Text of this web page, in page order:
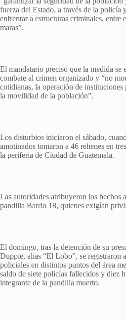
fuerza del Estado, a través de la policía
enfrentar a estructuras criminales, entre
maras”.
El mandatario precisó que la medida se
combate al crimen organizado y “no
cotidianas, la operación de
la movilidad de la población”.
Los disturbios iniciaron el sábado,
amotinados tomaron a 46 rehenes en
la periferia de Ciudad de Guatemala.
Las autoridades atribuyeron los hechos
pandilla Barrio 18, quienes exigían
El domingo, tras la detención de su
Duppie, alias “El Lobo”, se registraron
policiales en distintos puntos del área
saldo de siete policías fallecidos y diez
integrante de la pandilla muerto.